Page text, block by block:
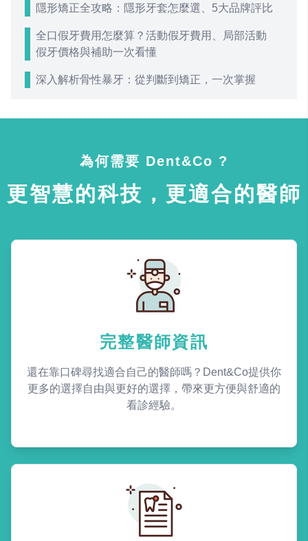
隱形矯正全攻略：隱形牙套怎麼選、5大品牌評比
全口假牙費用怎麼算？活動假牙費用、局部活動
假牙價格與補助一次看懂
深入解析骨性暴牙：從判斷到矯正，一次掌握
為何需要 Dent&Co ?
更智慧的科技，更適合的醫師
完整醫師資訊
還在靠口碑尋找適合自己的醫師嗎？Dent&Co提供你
更多的選擇自由與更好的選擇，帶來更方便與舒適的
看診經驗。